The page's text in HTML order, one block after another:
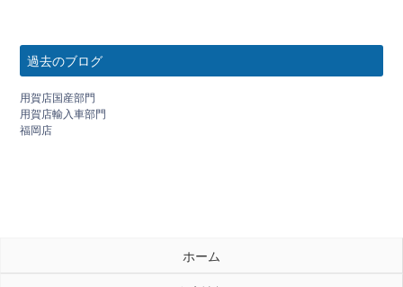
過去のブログ
用賀店国産部門
用賀店輸入車部門
福岡店
ホーム